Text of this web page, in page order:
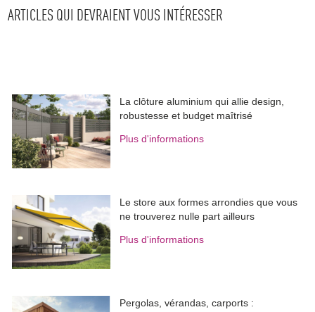
ARTICLES QUI DEVRAIENT VOUS INTÉRESSER
La clôture aluminium qui allie design,
robustesse et budget maîtrisé
Plus d'informations
Le store aux formes arrondies que vous
ne trouverez nulle part ailleurs
Plus d'informations
Pergolas, vérandas, carports :